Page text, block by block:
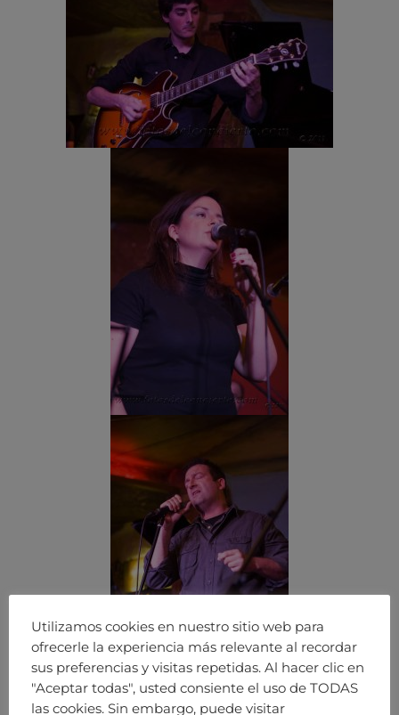
Utilizamos cookies en nuestro sitio web para
ofrecerle la experiencia más relevante al recordar
sus preferencias y visitas repetidas. Al hacer clic en
"Aceptar todas", usted consiente el uso de TODAS
las cookies. Sin embargo, puede visitar